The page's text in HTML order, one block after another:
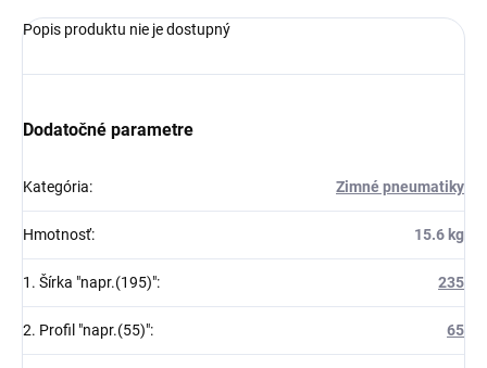
Popis produktu nie je dostupný
Dodatočné parametre
Kategória: Zimné pneumatiky
Hmotnosť: 15.6 kg
1. Šírka "napr.(195)": 235
2. Profil "napr.(55)": 65